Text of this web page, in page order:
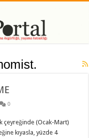
0
çeyreğinde (Ocak-Mart)
kıyasla, yüzde 4